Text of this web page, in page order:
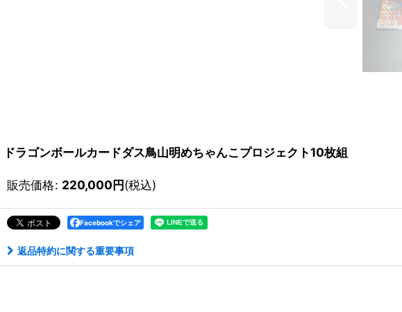
ドラゴンボールカードダス鳥山明めちゃんこプロジェクト10枚組
販売価格: 220,000円(税込)
Facebookでシェア
返品特約に関する重要事項